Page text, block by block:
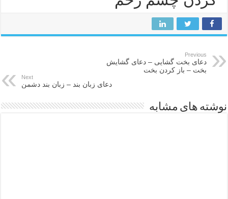
Previous
دعای بخت گشایی – دعای گشایش
بخت – باز کردن بخت
Next
دعای زبان بند – زبان بند دشمن
نوشته های مشابه